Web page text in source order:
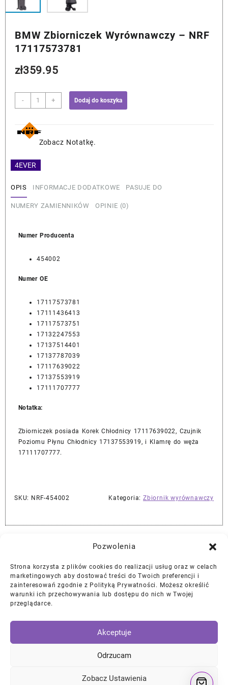
Pozwolenia
Strona korzysta z plików cookies do realizacji usług oraz w celach
marketingowych aby dostować treści do Twoich preferencji i
zainteresowań zgodnie z Polityką Prywatności. Możesz określić
warunki ich przechowywania lub dostępu do nich w Twojej
przeglądarce.
Akceptuje
Odrzucam
Zobacz Ustawienia
4EVER
BMW Zbiorniczek Wyrównawczy – NRF
17117573781
zł359.95
-
ilość
BMW
Wyrównawczy
-
17117573781
+ Dodaj do koszyka
Zobacz Notatkę.
OPIS INFORMACJE DODATKOWE PASUJE DO
NUMERY ZAMIENNIKÓW OPINIE (0)
Numer Producenta
454002
Numer OE
17117573781
17111436413
17117573751
17132247553
17137514401
17137787039
17117639022
17137553919
17111707777
Notatka:
Zbiorniczek posiada Korek Chłodnicy 17117639022, Czujnik
Poziomu Płynu Chłodnicy 17137553919, i Klamrę do węża
17111707777.
SKU: NRF-454002 Kategoria: Zbiornik wyrównawczy
Najlepszej Jakości Części Samochodowe z Gwarancją Dożywotnią!*
Gwarancja i Zwroty
Polityka Prywatności
Regulamin/Ciasteczka
Instagram
Facebook
YouTube
Mail